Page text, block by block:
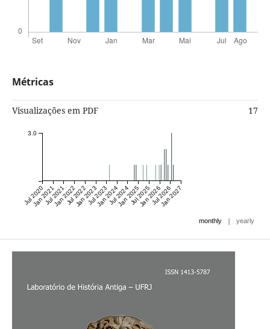
Métricas
Visualizações em PDF 17
Jul 2020
Jan 2021Jul 2021
Jan 2022Jul 2022
Jan 2023Jul 2023
Jan 2024Jul 2024
Jan 2025Jul 2025
Jan 2026Jul 2026
Jan 2027
3.0
monthly | yearly